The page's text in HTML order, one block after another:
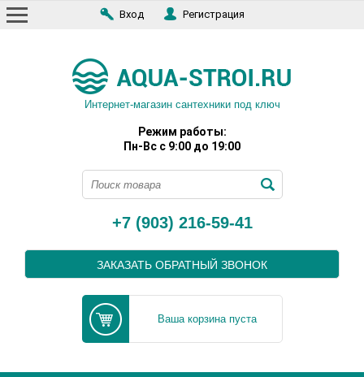
Вход Регистрация
Интернет-магазин сантехники под ключ
Режим работы:
Пн-Вс с 9:00 до 19:00
+7 (903) 216-59-41
ЗАКАЗАТЬ ОБРАТНЫЙ ЗВОНОК
Ваша корзина пуста